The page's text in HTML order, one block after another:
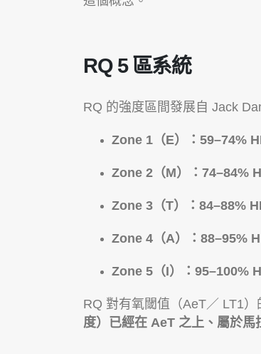
RQ 5 區系統
RQ 的強度區間發展自 Jack
Zone 1（E）：59–74%
Zone 2（M）：74–84%
Zone 3（T）：84–88%
Zone 4（A）：88–95%
Zone 5（I）：95–100%
RQ 對有氧閾值（AeT／ LT1
度）已經在 AeT 之上、屬於馬